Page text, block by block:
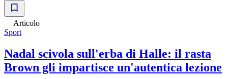
Articolo
Sport
Nadal scivola sull'erba di Halle: il rasta
Brown gli impartisce un'autentica lezione